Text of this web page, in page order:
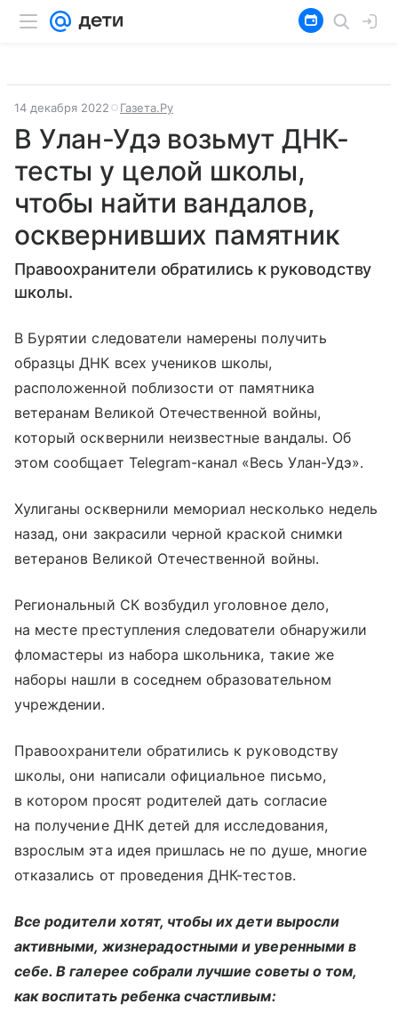
14 декабря 2022 Газета.Ру
В Улан-Удэ возьмут ДНК-
тесты у целой школы,
чтобы найти вандалов,
осквернивших памятник
Правоохранители обратились к руководству
школы.
В Бурятии следователи намерены получить
образцы ДНК всех учеников школы,
расположенной поблизости от памятника
ветеранам Великой Отечественной войны,
который осквернили неизвестные вандалы. Об
этом сообщает Telegram-канал «Весь Улан-Удэ».
Хулиганы осквернили мемориал несколько недель
назад, они закрасили черной краской снимки
ветеранов Великой Отечественной войны.
Региональный СК возбудил уголовное дело,
на месте преступления следователи обнаружили
фломастеры из набора школьника, такие же
наборы нашли в соседнем образовательном
учреждении.
Правоохранители обратились к руководству
школы, они написали официальное письмо,
в котором просят родителей дать согласие
на получение ДНК детей для исследования,
взрослым эта идея пришлась не по душе, многие
отказались от проведения ДНК-тестов.
Все родители хотят, чтобы их дети выросли
активными, жизнерадостными и уверенными в
себе. В галерее собрали лучшие советы о том,
как воспитать ребенка счастливым: